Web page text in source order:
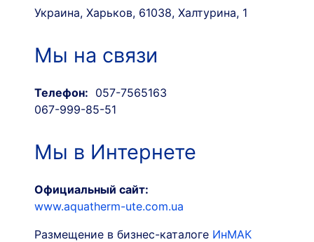
Украина, Харьков, 61038, Халтурина, 1
Мы на связи
Телефон: 057-7565163
067-999-85-51
Мы в Интернете
Официальный сайт:
www.aquatherm-ute.com.ua
Размещение в бизнес-каталоге ИнМАК